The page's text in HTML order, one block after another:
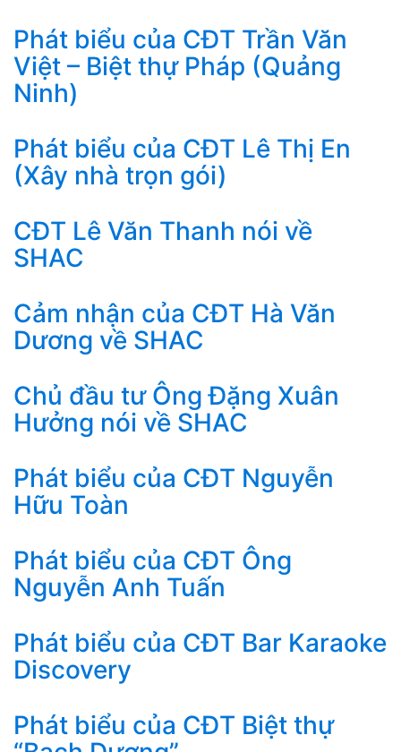
Phát biểu của CĐT Trần Văn
Việt – Biệt thự Pháp (Quảng
Ninh)
Phát biểu của CĐT Lê Thị En
(Xây nhà trọn gói)
CĐT Lê Văn Thanh nói về
SHAC
Cảm nhận của CĐT Hà Văn
Dương về SHAC
Chủ đầu tư Ông Đặng Xuân
Hưởng nói về SHAC
Phát biểu của CĐT Nguyễn
Hữu Toàn
Phát biểu của CĐT Ông
Nguyễn Anh Tuấn
Phát biểu của CĐT Bar Karaoke
Discovery
Phát biểu của CĐT Biệt thự